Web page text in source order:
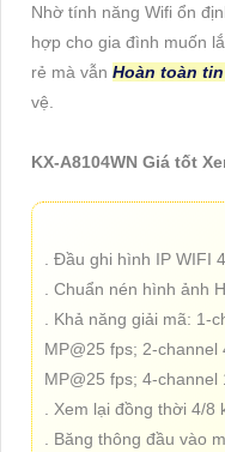
Nhờ tính năng Wifi ổn
hợp cho gia đình muốn
rẻ mà vẫn Hoàn toàn
vệ.
KX-A8104WN Giá tốt
. Đầu ghi hình IP WIFI
. Chuẩn nén hình ảnh
. Khả năng giải mã: 1-
MP@25 fps; 2-
MP@25 fps; 4-channel
. Xem lại đồng thời 4/8
. Băng thông đầu vào